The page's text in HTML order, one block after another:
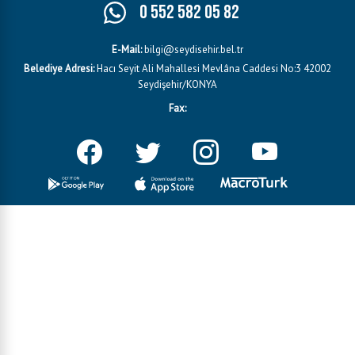
0 552 582 05 82
E-Mail:bilgi@seydisehir.bel.tr
Belediye Adresi:Hacı Seyit Ali Mahallesi Mevlâna Caddesi No:3 42002
Seydişehir/KONYA
Fax: